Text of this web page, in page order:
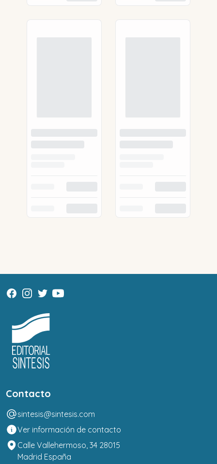
Contacto
sintesis@sintesis.com
Ver información de contacto
Calle Vallehermoso, 34 28015
Madrid España